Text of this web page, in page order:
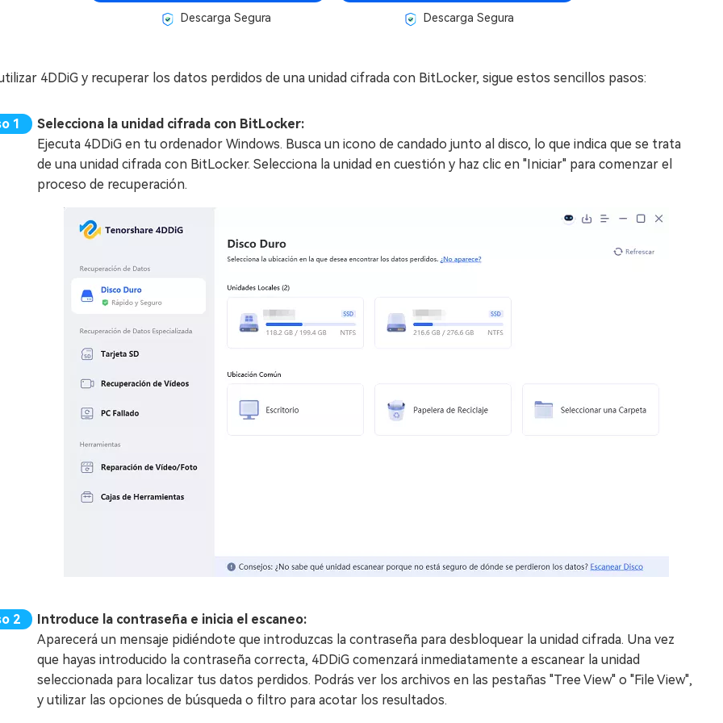
Descarga Segura Descarga Segura
4DDiG y recuperar los datos perdidos de una unidad cifrada con BitLocker, sigue estos sencillos pasos:
Selecciona la unidad cifrada con BitLocker:
Ejecuta 4DDiG en tu ordenador Windows. Busca un icono de candado junto al disco, lo que indica que se trata
de una unidad cifrada con BitLocker. Selecciona la unidad en cuestión y haz clic en "Iniciar" para comenzar el
proceso de recuperación.
Introduce la contraseña e inicia el escaneo:
Aparecerá un mensaje pidiéndote que introduzcas la contraseña para desbloquear la unidad cifrada. Una vez
que hayas introducido la contraseña correcta, 4DDiG comenzará inmediatamente a escanear la unidad
seleccionada para localizar tus datos perdidos. Podrás ver los archivos en las pestañas "Tree View" o "File View",
y utilizar las opciones de búsqueda o filtro para acotar los resultados.